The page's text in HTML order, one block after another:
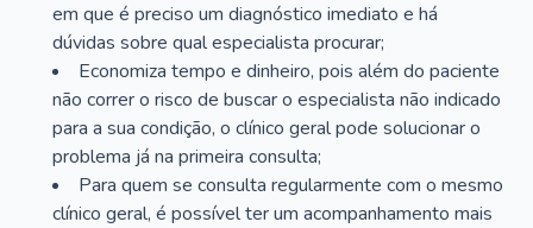
em que é preciso um diagnóstico imediato e há
dúvidas sobre qual especialista procurar;
Economiza tempo e dinheiro, pois além do paciente
não correr o risco de buscar o especialista não indicado
para a sua condição, o clínico geral pode solucionar o
problema já na primeira consulta;
Para quem se consulta regularmente com o mesmo
clínico geral, é possível ter um acompanhamento mais